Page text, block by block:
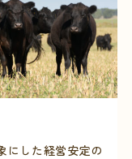
にした経営安定の